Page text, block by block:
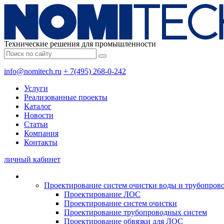
Технические решения для промышленности
info@nomitech.ru + 7(495) 268-0-242
Услуги
Реализованные проекты
Каталог
Новости
Статьи
Компания
Контакты
личный кабинет
Проектирование систем очистки воды и
Проектирование ЛОС
Проектирование систем очистки
Проектирование трубопроводных систем
Проектирование обвязки для ЛОС